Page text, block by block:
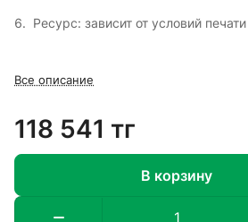
Ресурс: зависит от условий
Все описание
118 541 тг
В корзину